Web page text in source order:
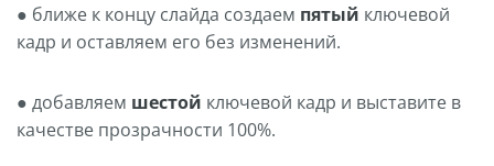
● ближе к концу слайда создаем пятый ключевой
кадр и оставляем его без изменений.
● добавляем шестой ключевой кадр и выставите в
качестве прозрачности 100%.